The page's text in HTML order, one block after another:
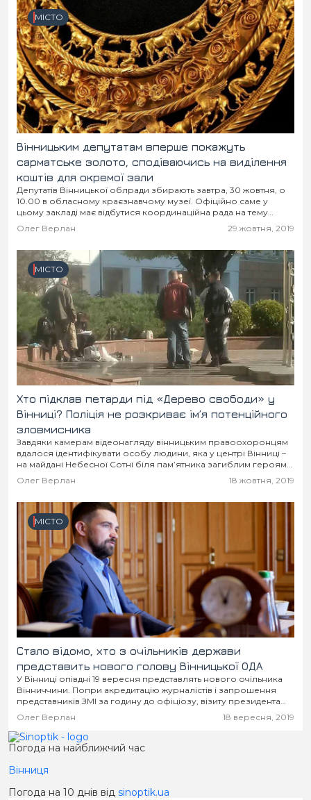
МІСТО
Вінницьким депутатам вперше покажуть
сарматське золото, сподіваючись на виділення
коштів для окремої зали
Депутатів Вінницької облради збирають завтра, 30 жовтня, о
10.00 в обласному краєзнавчому музеї. Офіційно саме у
цьому закладі має відбутися координаційна рада на тему
популяризації туризму. Але цікавим є «доповнення»...
Олег Верлан 29 жовтня, 2019
МІСТО
Хто підклав петарди під «Дерево свободи» у
Вінниці? Поліція не розкриває ім’я потенційного
зловмисника
Завдяки камерам відеонагляду вінницьким правоохоронцям
вдалося ідентифікувати особу людини, яка у центрі Вінниці –
на майдані Небесної Сотні біля пам’ятника загиблим героям
на Майдані - вранці 14 жовтня залишила коробку...
Олег Верлан 18 жовтня, 2019
МІСТО
Стало відомо, хто з очільників держави
представить нового голову Вінницької ОДА
У Вінниці опівдні 19 вересня представлять нового очільника
Вінниччини. Попри акредитацію журналістів і запрошення
представників ЗМІ за годину до офіціозу, візиту президента
Володимира Зеленського не очікують. Вінниччина стане чи
не...
Олег Верлан 18 вересня, 2019
Погода на найближчий час
Вінниця
Погода на 10 днів від sinoptik.ua